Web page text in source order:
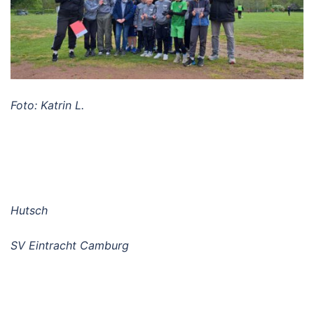
Foto: Katrin L.
Hutsch
SV Eintracht Camburg